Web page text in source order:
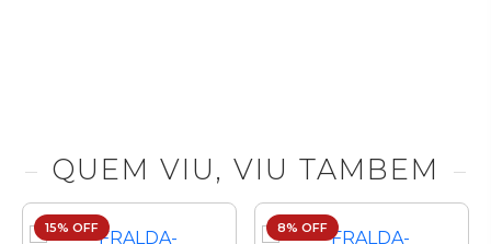
QUEM VIU, VIU TAMBEM
15% OFF 8% OFF